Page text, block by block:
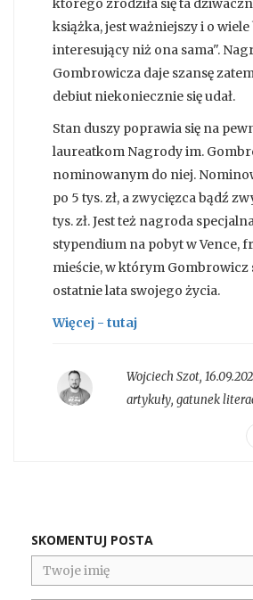
którego zrodziła się ta
książka, jest ważniejszy i o
interesujący niż ona sama".
Gombrowicza daje szansę
debiut niekoniecznie się udał.
Stan duszy poprawia się na
laureatkom Nagrody im.
nominowanym do niej.
po 5 tys. zł, a zwycięzca bądź
tys. zł. Jest też nagroda
stypendium na pobyt w Vence,
mieście, w którym Gombrowicz
ostatnie lata swojego życia.
Więcej - tutaj
Wojciech Szot,
artykuły, gatunek
SKOMENTUJ POSTA